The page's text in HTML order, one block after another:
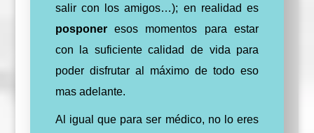
salir con los amigos…); en realidad es
posponeresos momentos para estar
con la suficiente calidad de vida para
poder disfrutar al máximode todo eso
mas adelante.
Al igual que para ser médico, no lo eres